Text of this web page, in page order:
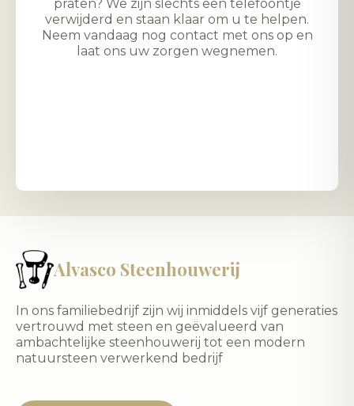
praten? We zijn slechts een telefoontje
verwijderd en staan klaar om u te helpen.
Neem vandaag nog contact met ons op en
laat ons uw zorgen wegnemen.
Alvasco Steenhouwerij
In ons familiebedrijf zijn wij inmiddels vijf generaties
vertrouwd met steen en geëvalueerd van
ambachtelijke steenhouwerij tot een modern
natuursteen verwerkend bedrijf